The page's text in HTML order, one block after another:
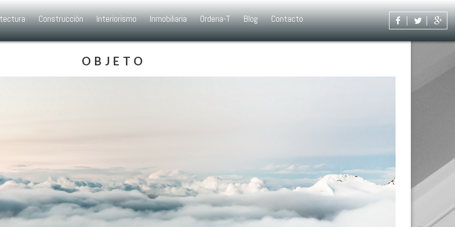
Construcción Interiorismo Inmobiliaria Ordena-T Blog Contacto
OBJETO